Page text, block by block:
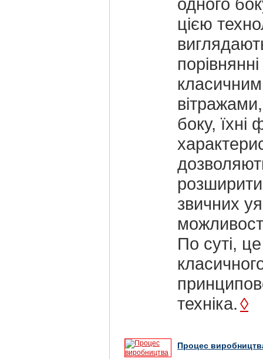
цією
порівнянні
боку, їхні
звичних
По суті, це
техніка.◊
Процес